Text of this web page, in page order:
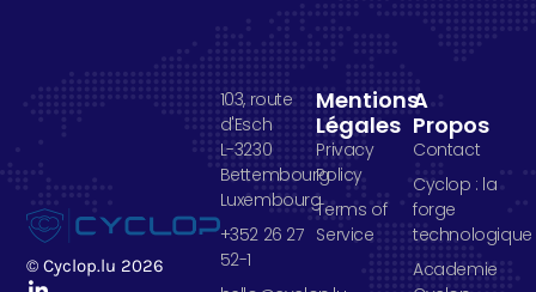
© Cyclop.lu 2026
A
Propos
Contact
Cyclop : la
forge
technologique
Academie
Mentions
Légales
Privacy
Policy
Terms of
Service
103, route
d'Esch
L-3230
Bettembourg
Luxembourg
+352 26 27
52-1